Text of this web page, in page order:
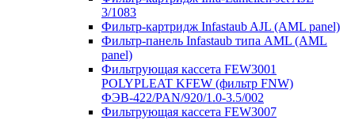
3/1083
Фильтр-картридж Infastaub AJL (AML panel)
Фильтр-панель Infastaub типа AML (AML
panel)
Фильтрующая кассета FEW3001
POLYPLEAT KFEW (фильтр FNW)
ФЭВ-422/PAN/920/1.0-3.5/002
Фильтрующая кассета FEW3007